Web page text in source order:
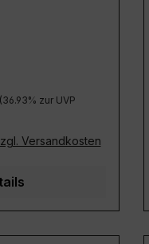
Preis:
(36.93% zur UVP
Versandkosten